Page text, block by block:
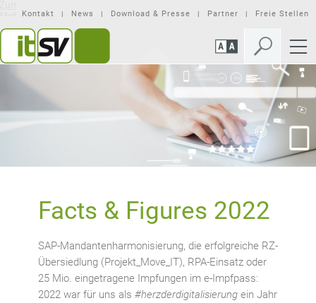
Seiteninhalt
springen
Mobilen
Navigation
springen
Kontakt News Download & Presse Partner Freie Stellen
Facts & Figures 2022
SAP-Mandantenharmonisierung, die erfolgreiche RZ-
Übersiedlung (Projekt_Move_IT), RPA-Einsatz oder
25 Mio. eingetragene Impfungen im e-Impfpass:
2022 war für uns als #herzderdigitalisierungein Jahr